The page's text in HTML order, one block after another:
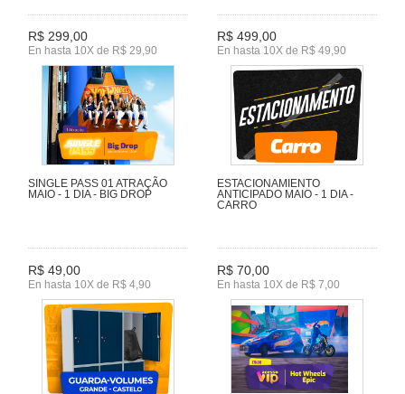
R$ 299,00
En hasta 10X de R$ 29,90
R$ 499,00
En hasta 10X de R$ 49,90
SINGLE PASS 01 ATRAÇÃO
MAIO - 1 DIA - BIG DROP
R$ 49,00
En hasta 10X de R$ 4,90
ESTACIONAMIENTO
ANTICIPADO MAIO - 1 DIA -
CARRO
R$ 70,00
En hasta 10X de R$ 7,00